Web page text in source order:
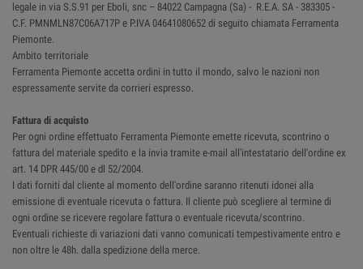
legale in via S.S.91 per Eboli, snc – 84022 Campagna (Sa) - R.E.A. SA - 383305 -
C.F. PMNMLN87C06A717P e P.IVA 04641080652 di seguito chiamata Ferramenta
Piemonte.
Ambito territoriale
Ferramenta Piemonte accetta ordini in tutto il mondo, salvo le nazioni non
espressamente servite da corrieri espresso.
Fattura di acquisto
Per ogni ordine effettuato Ferramenta Piemonte emette ricevuta, scontrino o
fattura del materiale spedito e la invia tramite e-mail all'intestatario dell'ordine ex
art. 14 DPR 445/00 e dl 52/2004.
I dati forniti dal cliente al momento dell'ordine saranno ritenuti idonei alla
emissione di eventuale ricevuta o fattura. Il cliente può scegliere al termine di
ogni ordine se ricevere regolare fattura o eventuale ricevuta/scontrino.
Eventuali richieste di variazioni dati vanno comunicati tempestivamente entro e
non oltre le 48h. dalla spedizione della merce.